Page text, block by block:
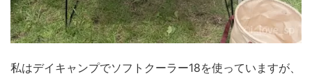
私はデイキャンプでソフトクーラー18を使っていますが、